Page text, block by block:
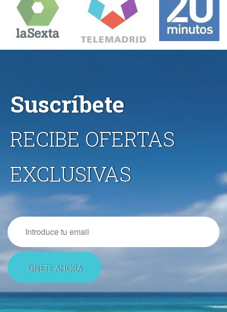
Suscríbete
RECIBE OFERTAS
EXCLUSIVAS
Email